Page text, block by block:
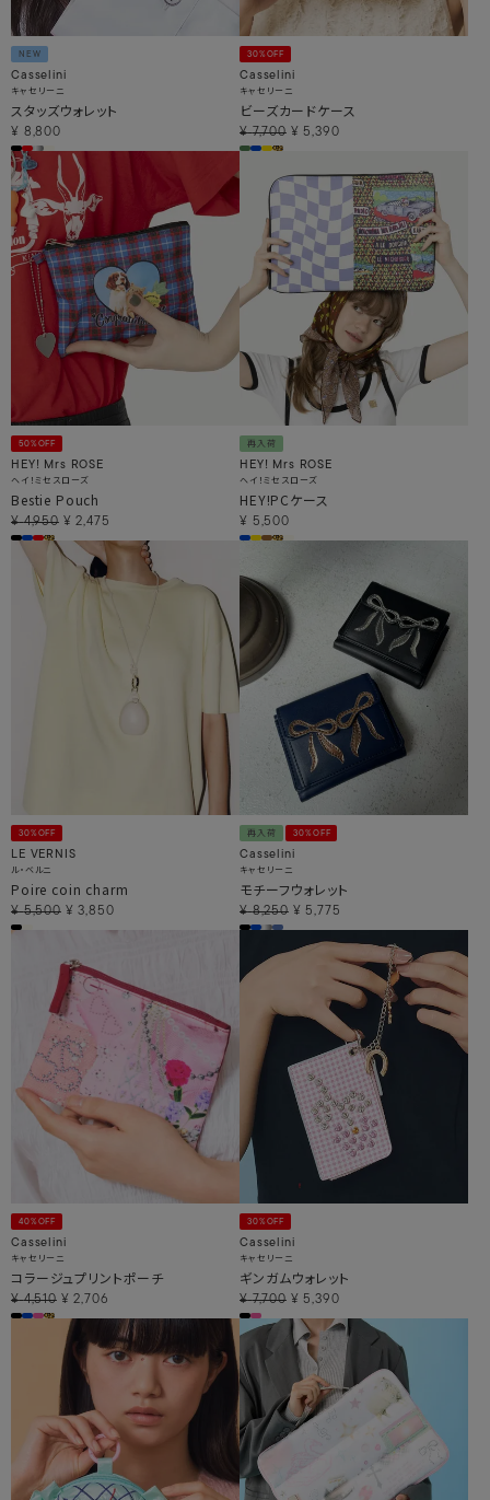
NEW
Casselini
キャセリーニ
スタッズウォレット
¥ 8,800
30%OFF
Casselini
キャセリーニ
ビーズカードケース
¥ 7,700 ¥ 5,390
50%OFF
HEY! Mrs ROSE
ヘイ！ミセスローズ
Bestie Pouch
¥ 4,950 ¥ 2,475
再入荷
HEY! Mrs ROSE
ヘイ！ミセスローズ
HEY!PCケース
¥ 5,500
30%OFF
LE VERNIS
ル・ベルニ
Poire coin charm
¥ 5,500 ¥ 3,850
再入荷 30%OFF
Casselini
キャセリーニ
モチーフウォレット
¥ 8,250 ¥ 5,775
40%OFF
Casselini
キャセリーニ
コラージュプリントポーチ
¥ 4,510 ¥ 2,706
30%OFF
Casselini
キャセリーニ
ギンガムウォレット
¥ 7,700 ¥ 5,390